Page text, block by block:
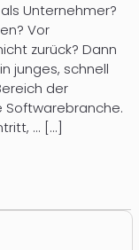
Unternehmer?
Vor
zurück? Dann
junges, schnell
der
Softwarebranche.
... [...]